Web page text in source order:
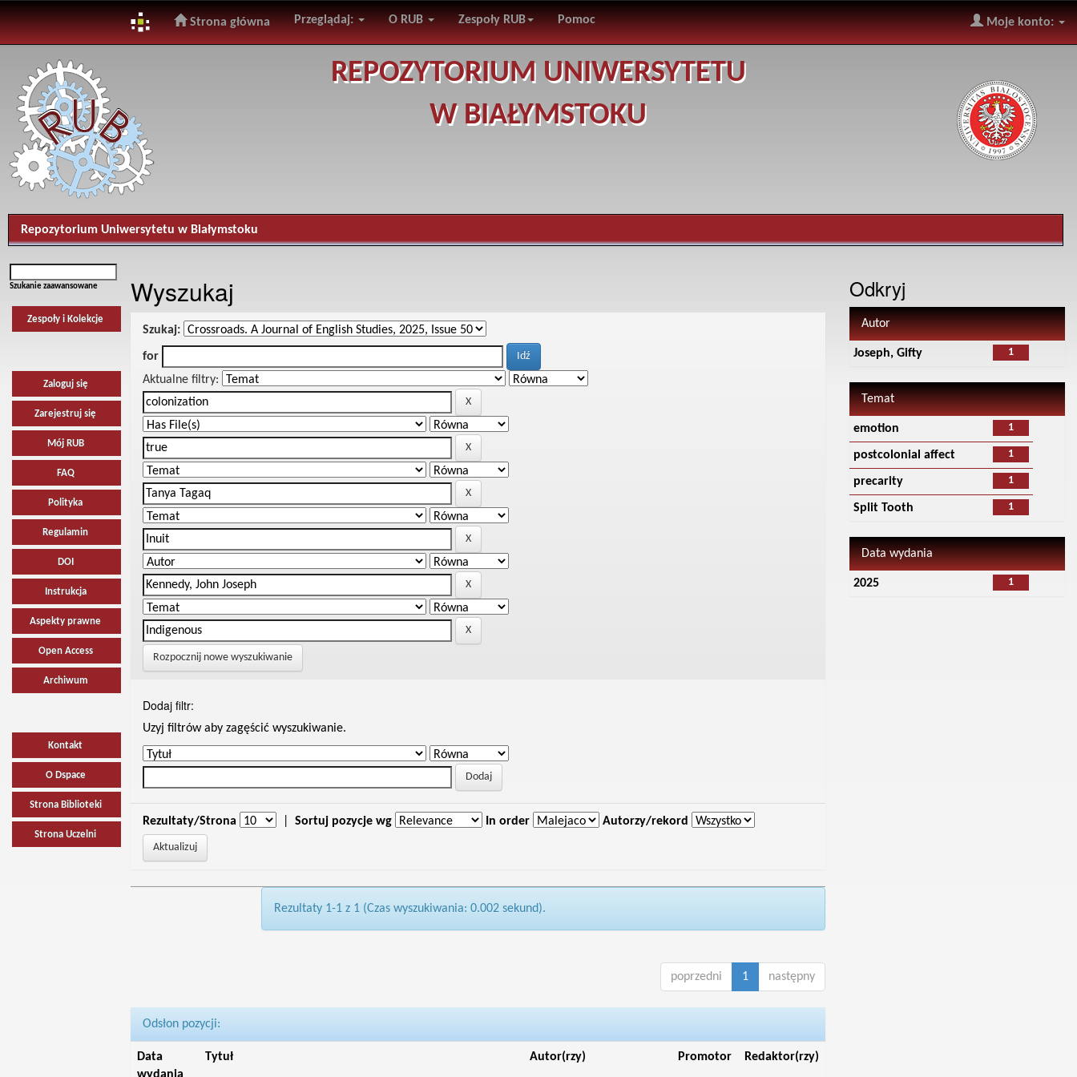
navigation
Strona główna Przeglądaj: O RUB Zespoły RUB Pomoc Moje konto:
REPOZYTORIUM UNIWERSYTETU
W BIAŁYMSTOKU
Repozytorium Uniwersytetu w Białymstoku
Szukanie zaawansowane
Zespoły i Kolekcje
Zaloguj się
Zarejestruj się
Mój RUB
FAQ
Polityka
Regulamin
DOI
Instrukcja
Aspekty prawne
Open Access
Archiwum
Kontakt
O Dspace
Strona Biblioteki
Strona Uczelni
Wyszukaj
Szukaj:
for
Aktualne filtry:
Rozpocznij nowe wyszukiwanie
Dodaj filtr:
Uzyj filtrów aby zagęścić wyszukiwanie.
Rezultaty/Strona Sortuj pozycje wg In order Autorzy/rekord
Rezultaty 1-1 z 1 (Czas wyszukiwania: 0.002 sekund).
poprzedni 1 następny
Odsłon pozycji:
Data
Tytuł Autor(rzy) Promotor Redaktor(rzy)
Odkryj
Autor
1
Joseph, Gifty
Temat
1
emotion
1
postcolonial affect
1
precarity
1
Split Tooth
Data wydania
1
2025